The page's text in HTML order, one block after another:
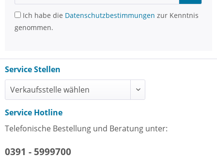
Ich habe die Datenschutzbestimmungen zur Kenntnis
genommen.
Service Stellen
Service Hotline
Telefonische Bestellung und Beratung unter:
0391 - 5999700